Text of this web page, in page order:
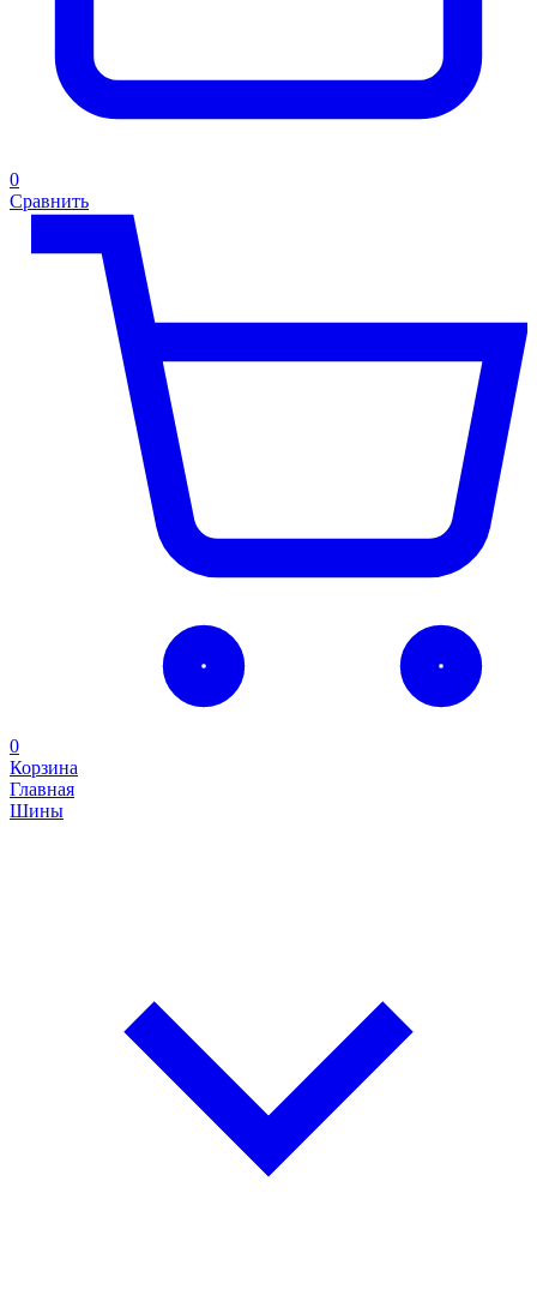
0
Сравнить
0
Корзина
Главная
Шины